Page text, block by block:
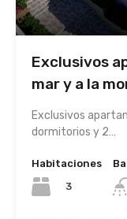
Exclusivos
mar y a la
Exclusivos
dormitorios y 2…
Habitaciones
3